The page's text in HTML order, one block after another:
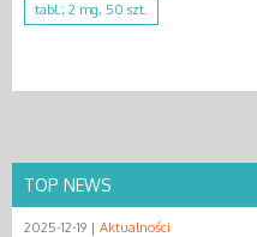
tabl.; 2 mg, 50 szt.
TOP NEWS
2025-12-19 | Aktualności